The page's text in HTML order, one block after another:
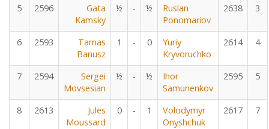
5 2596
Gata
Kamsky
½ - ½
Ruslan
Ponomariov
2638 3
6 2593
Tamas
Banusz
1 - 0
Yuriy
Kryvoruchko
2614 4
7 2594
Sergei
Movsesian
½ - ½
Ihor
Samunenkov
2595 5
8 2613
Jules
Moussard
0 - 1
Volodymyr
Onyshchuk
2617 7